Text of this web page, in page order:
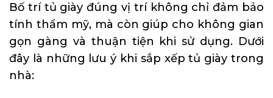
Bố trí tủ giày đúng vị trí không chỉ đảm bảo
tính thẩm mỹ, mà còn giúp cho không gian
gọn gàng và thuận tiện khi sử dụng. Dưới
đây là những lưu ý khi sắp xếp tủ giày trong
nhà: